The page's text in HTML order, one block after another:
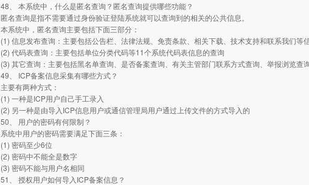
48、 本系统中，什么是匿名查询？匿名查询提供哪些功能？
匿名查询是指不需要通过身份验证登陆系统就可以查询到的相关的公共信息。
本系统中，匿名查询主要包括下面三部分：
(1) 信息发布查询：主要包括公告栏、法律法规、免责条款、相关下载、技术支持和联系我们等
(2) 代码表查询：主要包括单位分类代码等11个系统代码表信息的查询
(3) 其它查询：主要包括黑名单查询、是否备案查询、有关主管部门联系方式查询、举报浏览查
49、 ICP备案信息采集有哪些方式？
主要有两种方式：
(1) 一种是ICP用户自己手工录入
(2) 另一种是由导入ICP信息用户或通信管理局用户通过上传文件的方式导入的
50、 用户的密码有何限制？
系统中用户的密码需要满足下面三条：
(1) 密码至少6位
(2) 密码中不能全是数字
(3) 密码不能与用户名相同
51、 授权用户如何导入ICP备案信息？